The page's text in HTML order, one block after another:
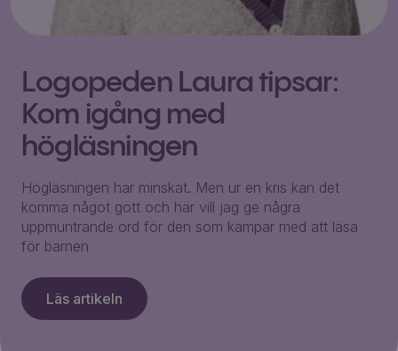
Logopeden Laura tipsar:
Kom igång med
högläsningen
Högläsningen har minskat. Men ur en kris kan det
komma något gott och här vill jag ge några
uppmuntrande ord för den som kämpar med att läsa
för barnen
Läs artikeln